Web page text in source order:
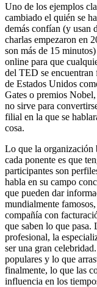
Uno de los ejemplos
cambiado el quién se
demás confían (y usan
charlas empezaron en
son más de 15
online para que
del TED se encuentran
de Estados Unidos
Gates o premios
no sirve para
filial en la que se
cosa.
Lo que la organización
cada ponente es que
participantes son
habla en su campo
que pueden dar
mundialmente
compañía con
que saben lo que pasa.
profesional, la
ser una gran
populares y lo que
finalmente, lo que las
influencia en los